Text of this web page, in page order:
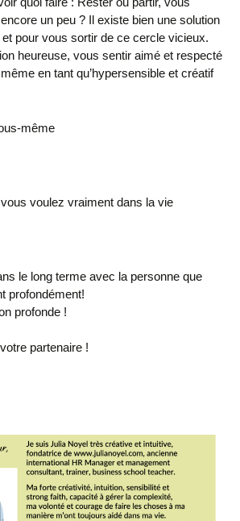
un peu ? Il existe bien une solution
pour vous sortir de ce cercle vicieux.
heureuse, vous sentir aimé et respecté
en tant qu’hypersensible et créatif
même
voulez vraiment dans la vie
le long terme avec la personne que
profondément!
profonde !
partenaire !